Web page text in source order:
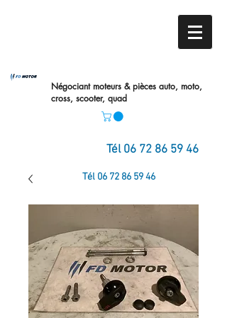
Négociant moteurs & pièces auto, moto,
cross, scooter, quad
Tél 06 72 86 59 46
Tél 06 72 86 59 46